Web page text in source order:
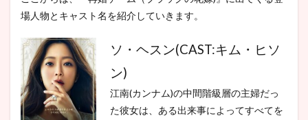
場人物とキャスト名を紹介していきます。
ソ・ヘスン(CAST:キム・ヒソ
ン)
江南(カンナム)の中間階級層の主婦だっ
た彼女は、ある出来事によってすべてを